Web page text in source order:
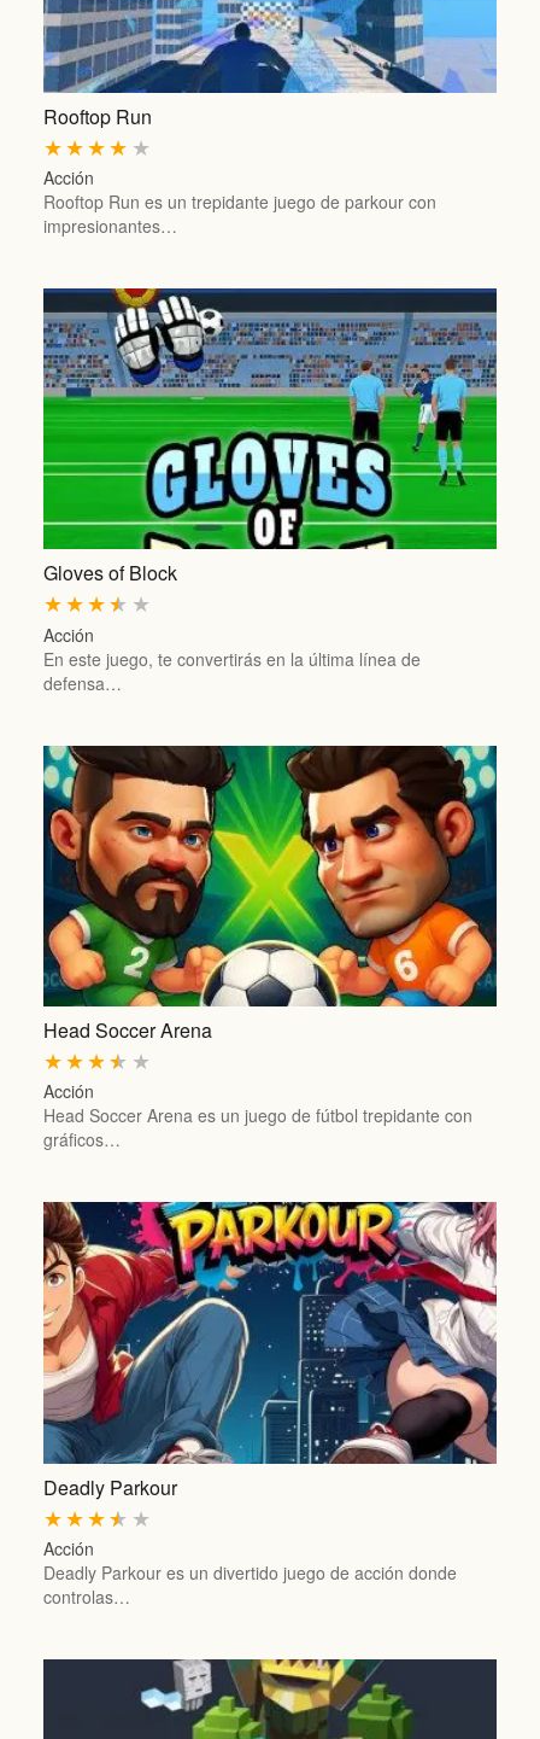
Rooftop Run
★
★
★
★
★
Acción
Rooftop Run es un trepidante juego de parkour con
impresionantes…
Gloves of Block
★
★
★
★
★
Acción
En este juego, te convertirás en la última línea de
defensa…
Head Soccer Arena
★
★
★
★
★
Acción
Head Soccer Arena es un juego de fútbol trepidante con
gráficos…
Deadly Parkour
★
★
★
★
★
Acción
Deadly Parkour es un divertido juego de acción donde
controlas…